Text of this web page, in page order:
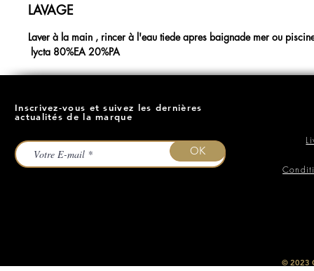
LAVAGE
Laver à la main , rincer à l'eau tiede apres baignade mer ou
lycta 80%EA 20%PA
Inscrivez-vous et suivez les dernières
actualités de la marque
OK
​© 2023